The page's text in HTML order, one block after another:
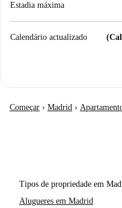
Estadia máxima
Calendário actualizado
Começar › Madrid ›
Tipos de propriedade em
Alugueres em Madrid